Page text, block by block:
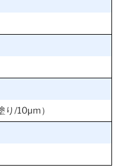
り/10μm）